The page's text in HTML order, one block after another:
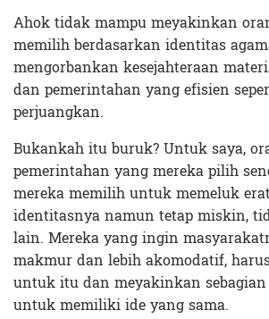
Ahok tidak mampu meyakinkan
memilih berdasarkan identitas
mengorbankan kesejahteraan
dan pemerintahan yang efisien
perjuangkan.
Bukankah itu buruk? Untuk saya,
pemerintahan yang mereka pilih
mereka memilih untuk memeluk
identitasnya namun tetap miskin,
lain. Mereka yang ingin
makmur dan lebih akomodatif,
untuk itu dan meyakinkan
untuk memiliki ide yang sama.